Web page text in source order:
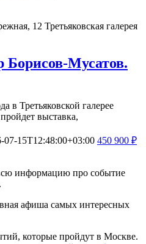
12 Третьяковская галерея
Борисов-Мусатов.
в Третьяковской галерее
выставка,
07-15T12:48:00+03:00 450 900 ₽
информацию про событие
афиша самых интересных
которые пройдут в Москве.